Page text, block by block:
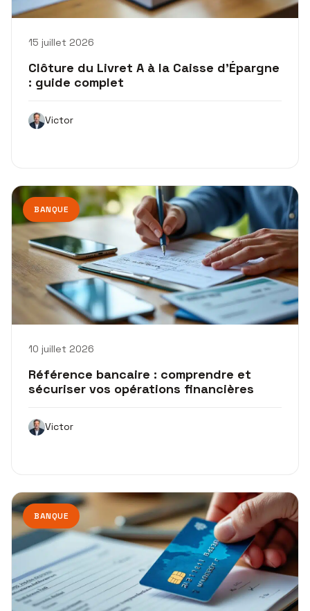
15 juillet 2026
Clôture du Livret A à la Caisse d’Épargne
: guide complet
Victor
BANQUE
10 juillet 2026
Référence bancaire : comprendre et
sécuriser vos opérations financières
Victor
BANQUE